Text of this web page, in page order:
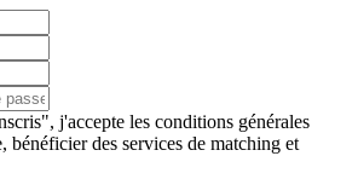
j'accepte les conditions générales
bénéficier des services de matching et